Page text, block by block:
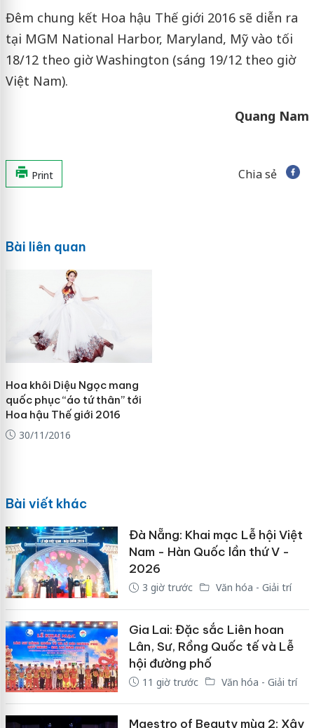
Đêm chung kết Hoa hậu Thế giới 2016 sẽ diễn ra
tại MGM National Harbor, Maryland, Mỹ vào tối
18/12 theo giờ Washington (sáng 19/12 theo giờ
Việt Nam).
Quang Nam
Print Chia sẻ
Bài liên quan
Hoa khôi Diệu Ngọc mang
quốc phục “áo tứ thân” tới
Hoa hậu Thế giới 2016
30/11/2016
Bài viết khác
Đà Nẵng: Khai mạc Lễ hội Việt
Nam - Hàn Quốc lần thứ V -
2026
3 giờ trước Văn hóa - Giải trí
Gia Lai: Đặc sắc Liên hoan
Lân, Sư, Rồng Quốc tế và Lễ
hội đường phố
11 giờ trước Văn hóa - Giải trí
Maestro of Beauty mùa 2: Xây